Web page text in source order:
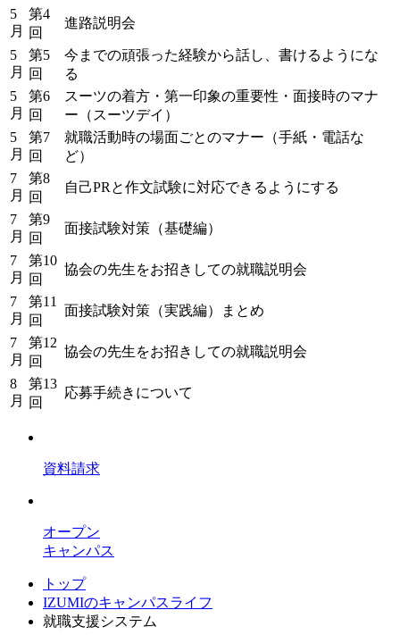
5
月
第4
回
進路説明会
5
月
第5
回
今までの頑張った経験から話し、書けるようにな
る
5
月
第6
回
スーツの着方・第一印象の重要性・面接時のマナ
ー（スーツデイ）
5
月
第7
回
就職活動時の場面ごとのマナー（手紙・電話な
ど）
7
月
第8
回
自己PRと作文試験に対応できるようにする
7
月
第9
回
面接試験対策（基礎編）
7
月
第10
回
協会の先生をお招きしての就職説明会
7
月
第11
回
面接試験対策（実践編）まとめ
7
月
第12
回
協会の先生をお招きしての就職説明会
8
月
第13
回
応募手続きについて
資料請求
オープン
キャンパス
トップ
IZUMIのキャンパスライフ
就職支援システム